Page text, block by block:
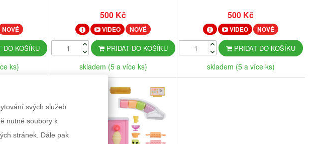
NOVÉ
DO KOŠÍKU
ks)
500 Kč
VIDEO NOVÉ
PŘIDAT DO KOŠÍKU
skladem (5 a více ks)
500 Kč
VIDEO NOVÉ
PŘIDAT DO KOŠÍKU
skladem (5 a více ks)
svých služeb
nutné soubory k
stránek. Dále pak